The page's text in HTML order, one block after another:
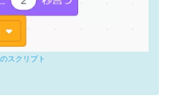
スクリプト